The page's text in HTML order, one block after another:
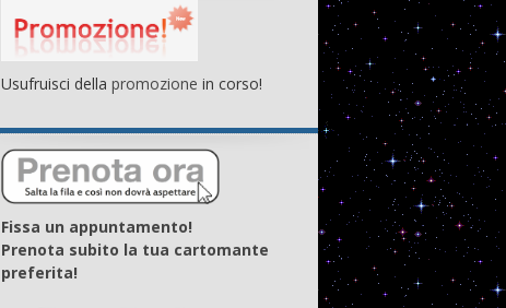
Usufruisci della promozione in corso!
Fissa un appuntamento!
Prenota subito la tua cartomante
preferita!